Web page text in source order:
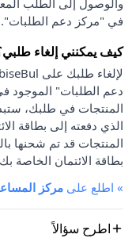
في "مركز دعم الطلبات".
كيف يمكنني إلغاء
دعم الطلبات" الموجود
المنتجات في طلبك،
الذي دفعته إلى بطاقة
المنتجات قد تم شحنها
بطاقة الائتمان الخاصة
» اطلع على مركز
اطرح سؤالاً